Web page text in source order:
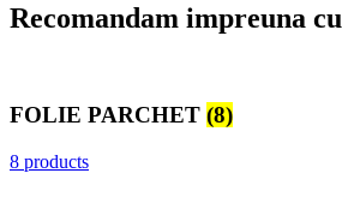
Recomandam impreuna cu
FOLIE PARCHET (8)
8 products